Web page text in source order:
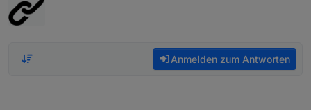
Anmelden zum Antworten